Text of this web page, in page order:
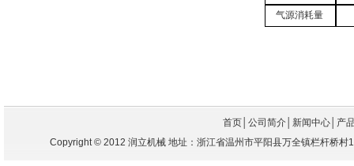
气源消耗量
首页 公司简介 新闻中心
产
Copyright© 2012 润立机械 地址：浙江省温州市平阳县万全镇栏杆桥